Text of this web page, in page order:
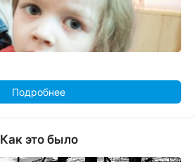
Подробнее
Как это было